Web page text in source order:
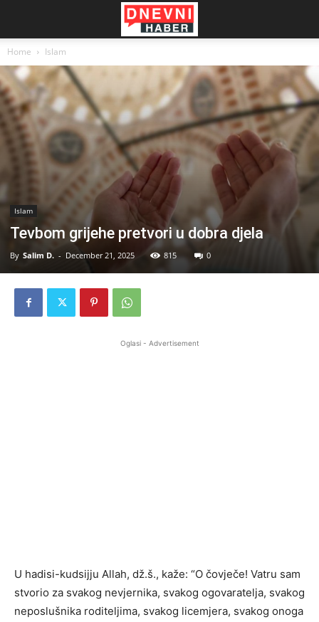
Home Islam
Islam
Tevbom grijehe pretvori u dobra djela
By Salim D. - December 21, 2025 815 0
Oglasi - Advertisement
U hadisi-kudsijju Allah, dž.š., kaže: “O čovječe! Vatru sam
stvorio za svakog nevjernika, svakog ogovaratelja, svakog
neposlušnika roditeljima, svakog licemjera, svakog onoga